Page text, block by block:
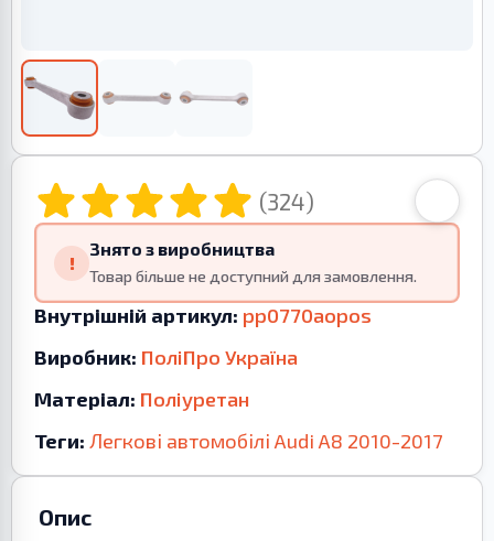
(324)
!
Знято з виробництва
Товар більше не доступний для замовлення.
Внутрішній артикул: pp0770aopos
Виробник: ПоліПро Україна
Матеріал: Поліуретан
Теги: Легкові автомобілі Audi A8 2010-2017
Опис